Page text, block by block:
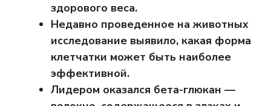
здорового веса.
Недавно проведенное на животных
исследование выявило, какая форма
клетчатки может быть наиболее
эффективной.
Лидером оказался бета-глюкан —